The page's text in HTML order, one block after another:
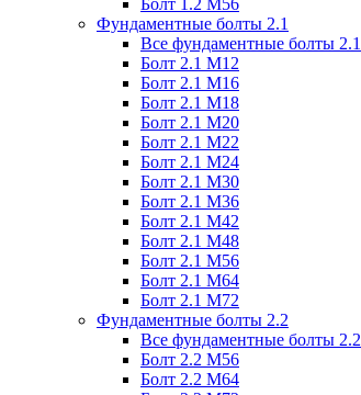
Болт 1.2 М56
Фундаментные болты 2.1
Все фундаментные болты 2.1
Болт 2.1 М12
Болт 2.1 М16
Болт 2.1 М18
Болт 2.1 М20
Болт 2.1 М22
Болт 2.1 М24
Болт 2.1 М30
Болт 2.1 М36
Болт 2.1 М42
Болт 2.1 М48
Болт 2.1 М56
Болт 2.1 М64
Болт 2.1 М72
Фундаментные болты 2.2
Все фундаментные болты 2.2
Болт 2.2 М56
Болт 2.2 М64